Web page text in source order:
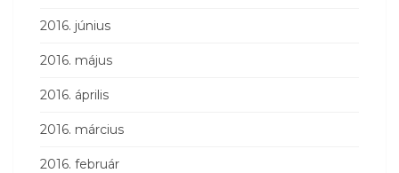
2016. június
2016. május
2016. április
2016. március
2016. február